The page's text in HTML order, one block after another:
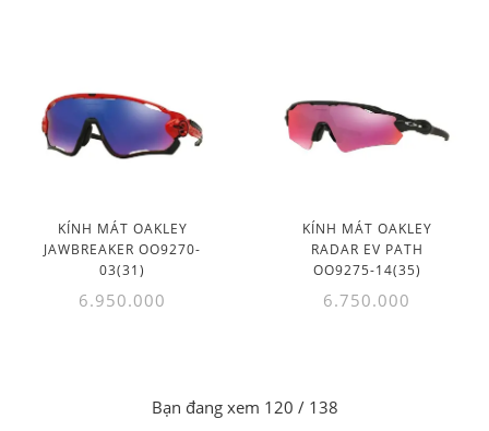
KÍNH MÁT OAKLEY
JAWBREAKER OO9270-
03(31)
6.950.000
KÍNH MÁT OAKLEY
RADAR EV PATH
OO9275-14(35)
6.750.000
Bạn đang xem 120 / 138